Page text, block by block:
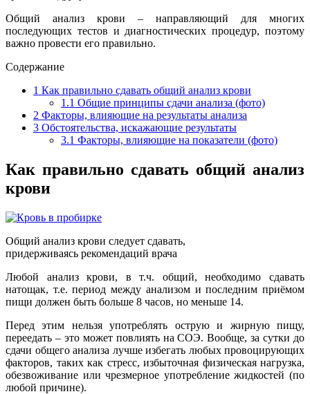
Общий анализ крови – направляющий для многих
последующих тестов и диагностических процедур, поэтому
важно провести его правильно.
Содержание
1 Как правильно сдавать общий анализ крови
1.1 Общие принципы сдачи анализа (фото)
2 Факторы, влияющие на результаты анализа
3 Обстоятельства, искажающие результаты
3.1 Факторы, влияющие на показатели (фото)
Как правильно сдавать общий анализ
крови
Общий анализ крови следует сдавать,
придерживаясь рекомендаций врача
Любой анализ крови, в т.ч. общий, необходимо сдавать
натощак, т.е. период между анализом и последним приёмом
пищи должен быть больше 8 часов, но меньше 14.
Перед этим нельзя употреблять острую и жирную пищу,
переедать – это может повлиять на СОЭ. Вообще, за сутки до
сдачи общего анализа лучше избегать любых провоцирующих
факторов, таких как стресс, избыточная физическая нагрузка,
обезвоживание или чрезмерное употребление жидкостей (по
любой причине).